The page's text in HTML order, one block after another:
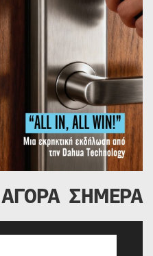
ΣΗΜΕΡΑ